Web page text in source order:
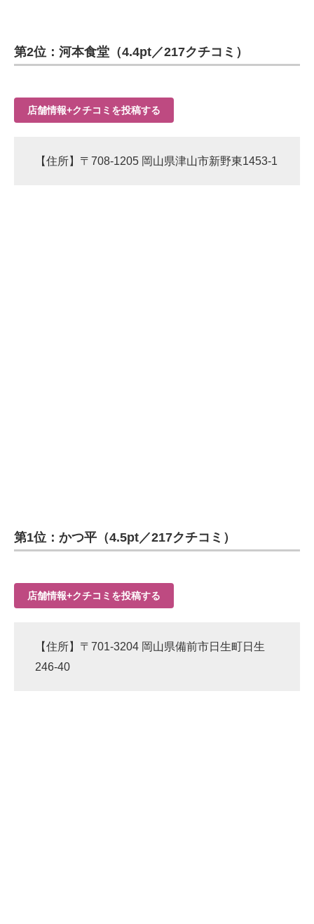
第2位：河本食堂（4.4pt／217クチコミ）
店舗情報+クチコミを投稿する
【住所】〒708-1205 岡山県津山市新野東1453-1
第1位：かつ平（4.5pt／217クチコミ）
店舗情報+クチコミを投稿する
【住所】〒701-3204 岡山県備前市日生町日生
246-40